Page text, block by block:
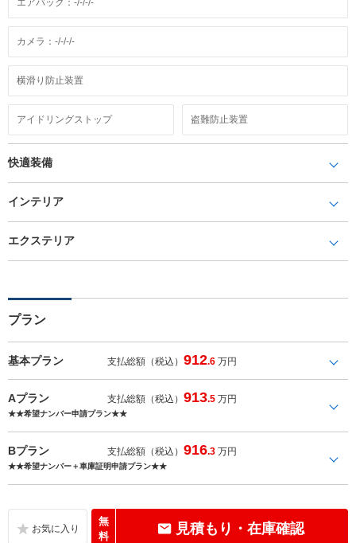
カメラ：-/-/-/-
横滑り防止装置
アイドリングストップ 盗難防止装置
快適装備
インテリア
エクステリア
プラン
基本プラン 支払総額（税込）912.6 万円
Aプラン 支払総額（税込）913.5 万円
★★希望ナンバー申請プラン★★
Bプラン 支払総額（税込）916.3 万円
★★希望ナンバー＋車庫証明申請プラン★★
無
料
見積もり・在庫確認